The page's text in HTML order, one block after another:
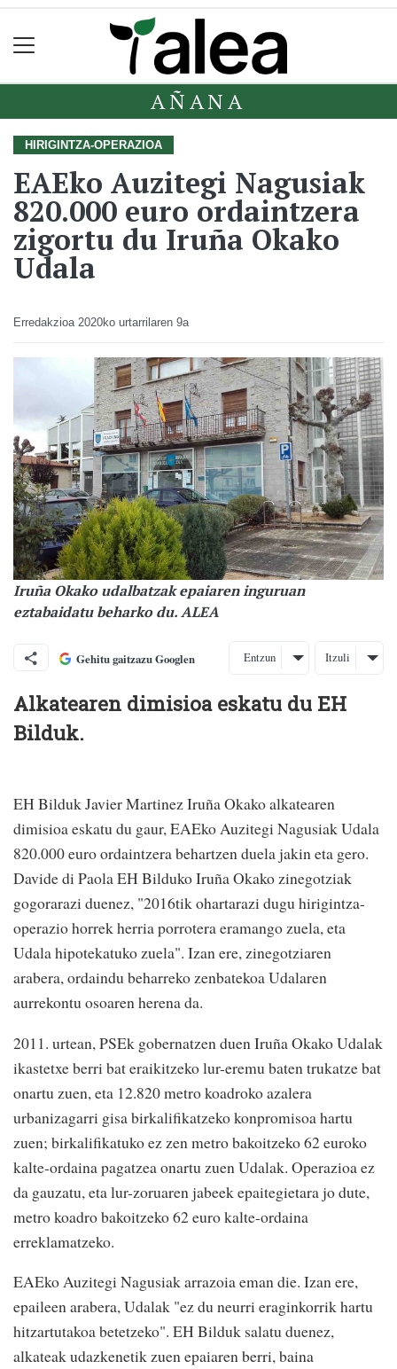
AÑANA
HIRIGINTZA-OPERAZIOA
EAEko Auzitegi Nagusiak
820.000 euro ordaintzera
zigortu du Iruña Okako
Udala
Erredakzioa 2020ko urtarrilaren 9a
Iruña Okako udalbatzak epaiaren inguruan
eztabaidatu beharko du. ALEA
Gehitu gaitzazu Googlen Entzun Itzuli
Alkatearen dimisioa eskatu du EH
Bilduk.
EH Bilduk Javier Martinez Iruña Okako alkatearen
dimisioa eskatu du gaur, EAEko Auzitegi Nagusiak Udala
820.000 euro ordaintzera behartzen duela jakin eta gero.
Davide di Paola EH Bilduko Iruña Okako zinegotziak
gogorarazi duenez, "2016tik ohartarazi dugu hirigintza-
operazio horrek herria porrotera eramango zuela, eta
Udala hipotekatuko zuela". Izan ere, zinegotziaren
arabera, ordaindu beharreko zenbatekoa Udalaren
aurrekontu osoaren herena da.
2011. urtean, PSEk gobernatzen duen Iruña Okako Udalak
ikastetxe berri bat eraikitzeko lur-eremu baten trukatze bat
onartu zuen, eta 12.820 metro koadroko azalera
urbanizagarri gisa birkalifikatzeko konpromisoa hartu
zuen; birkalifikatuko ez zen metro bakoitzeko 62 euroko
kalte-ordaina pagatzea onartu zuen Udalak. Operazioa ez
da gauzatu, eta lur-zoruaren jabeek epaitegietara jo dute,
metro koadro bakoitzeko 62 euro kalte-ordaina
erreklamatzeko.
EAEko Auzitegi Nagusiak arrazoia eman die. Izan ere,
epaileen arabera, Udalak "ez du neurri eraginkorrik hartu
hitzartutakoa betetzeko". EH Bilduk salatu duenez,
alkateak udazkenetik zuen epaiaren berri, baina